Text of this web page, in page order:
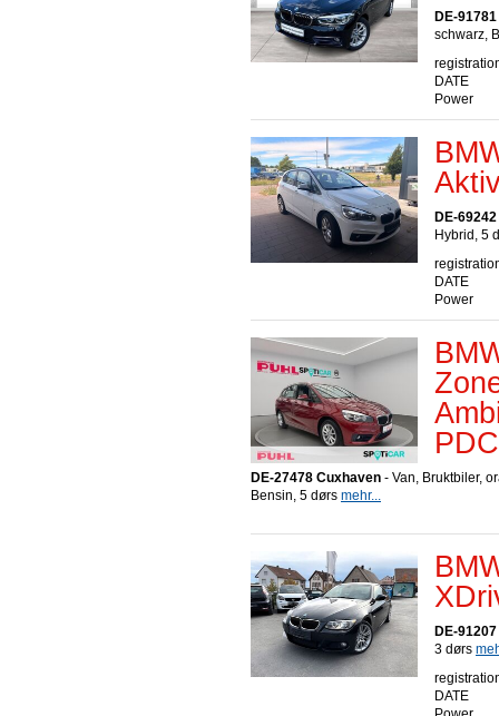
DE-
schwarz,
DATE
Power
DE-
Hybrid, 5
DATE
Power
DE-27478 Cuxhaven - Van, Bruktbiler,
Bensin, 5 dørs mehr...
DE-
3 dørs
DATE